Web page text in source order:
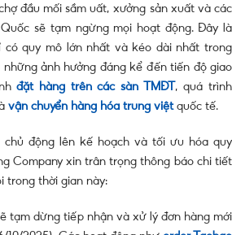
đầu mối sầm uất, xưởng sản xuất và các
sẽ tạm ngừng mọi hoạt động. Đây là
có quy mô lớn nhất và kéo dài nhất trong
những ảnh hưởng đáng kể đến tiến độ giao
đặt hàng trên các sàn TMĐT
, quá trình
vận chuyển hàng hóa trung việtquốc tế.
chủ động lên kế hoạch và tối ưu hóa quy
Company xin trân trọng thông báo chi tiết
trong thời gian này:
tạm dừng tiếp nhận và xử lý đơn hàng mới